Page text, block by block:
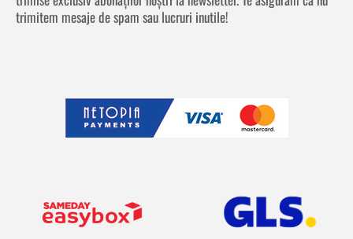
trimitem mesaje de spam sau lucruri inutile!